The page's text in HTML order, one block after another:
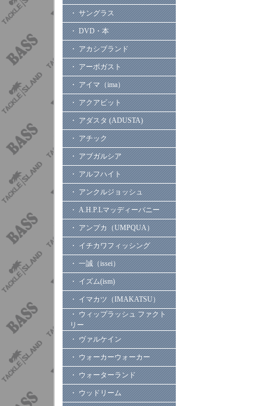
・ サングラス
・ DVD・本
・ アカシブランド
・ アーボガスト
・ アイマ（ima）
・ アクアビット
・ アダスタ (ADUSTA)
・ アチック
・ アブガルシア
・ アルフハイト
・ アンクルジョッシュ
・ A.H.P.Lマッディーバニー
・ アンプカ（UMPQUA）
・ イチカワフィッシング
・ 一誠（issei）
・ イズム(ism)
・ イマカツ（IMAKATSU）
・ ウィップラッシュ ファクト
リー
・ ヴァルケイン
・ ウォーカーウォーカー
・ ウォーターランド
・ ウッドリーム